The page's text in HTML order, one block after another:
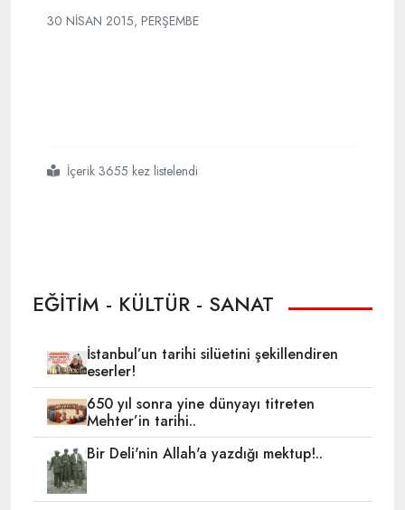
30 NISAN 2015, PERŞEMBE
#osmanlı
#bayrağı
#türkiyeye
#iade
#edildiİçerik 3655 kez listelendi
EĞİTİM - KÜLTÜR - SANAT
İstanbul’un tarihi silüetini şekillendiren
eserler!
650 yıl sonra yine dünyayı titreten
Mehter’in tarihi..
Bir Deli'nin Allah'a yazdığı mektup!..